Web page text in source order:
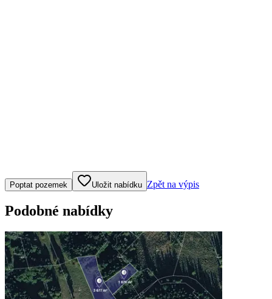
Klepněte nebo klikněte pro ovládání mapy
Poptat pozemek Uložit nabídku Zpět na výpis
Podobné nabídky